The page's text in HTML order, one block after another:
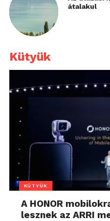
átalakul
Kütyük
KÜTYÜK
A HONOR
lesznek az ARRI